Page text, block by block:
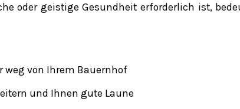
oder geistige Gesundheit erforderlich ist,
weg von Ihrem Bauernhof
und Ihnen gute Laune